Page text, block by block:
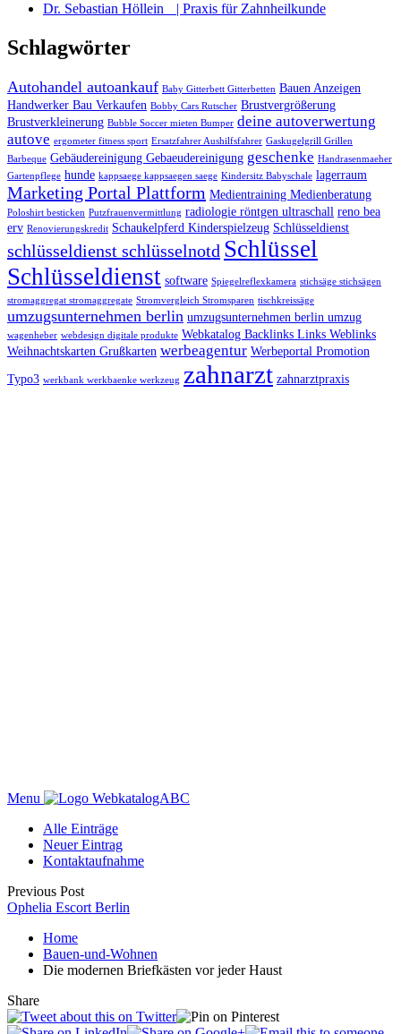
Dr. Sebastian Höllein | Praxis für Zahnheilkunde
Schlagwörter
Autohandel autoankauf Baby Gitterbett Gitterbetten Bauen Anzeigen
Handwerker Bau Verkaufen Bobby Cars Rutscher Brustvergrößerung
Brustverkleinerung Bubble Soccer mieten Bumper deine autoverwertung
autove ergometer fitness sport Ersatzfahrer Aushilfsfahrer Gaskugelgrill Grillen
Barbeque Gebäudereinigung Gebaeudereinigung geschenke Handrasenmaeher
Gartenpflege hunde kappsaege kappsaegen saege Kindersitz Babyschale lagerraum
Marketing Portal Plattform Medientraining Medienberatung
Poloshirt besticken Putzfrauenvermittlung radiologie röntgen ultraschall reno bea
erv Renovierungskredit Schaukelpferd Kinderspielzeug Schlüsseldienst
schlüsseldienst schlüsselnotd Schlüssel
Schlüsseldienst software Spiegelreflexkamera stichsäge stichsägen
stromaggregat stromaggregate Stromvergleich Stromsparen tischkreissäge
umzugsunternehmen berlin umzugsunternehmen berlin umzug
wagenheber webdesign digitale produkte Webkatalog Backlinks Links Weblinks
Weihnachtskarten Grußkarten werbeagentur Werbeportal Promotion
Typo3 werkbank werkbaenke werkzeug zahnarzt zahnarztpraxis
Menu
WebkatalogABC
Alle Einträge
Neuer Eintrag
Kontaktaufnahme
Previous Post
Ophelia Escort Berlin
Home
Bauen-und-Wohnen
Die modernen Briefkästen vor jeder Haust
Share